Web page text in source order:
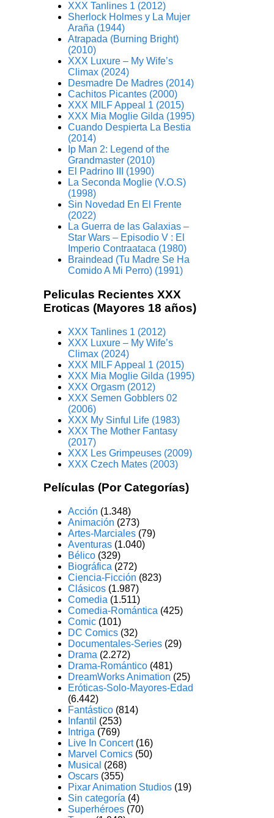
XXX Tanlines 1 (2012)
Sherlock Holmes y La Mujer
Araña (1944)
Atrapada (Burning Bright)
(2010)
XXX Luxure – My Wife’s
Climax (2024)
Desmadre De Madres (2014)
Cachitos Picantes (2000)
XXX MILF Appeal 1 (2015)
XXX Mia Moglie Gilda (1995)
Cuando Despierta La Bestia
(2014)
Ip Man 2: Legend of the
Grandmaster (2010)
El Padrino III (1990)
La Seconda Moglie (V.O.S)
(1998)
Sin Novedad En El Frente
(2022)
La Guerra de las Galaxias –
Star Wars – Episodio V : El
Imperio Contraataca (1980)
Braindead (Tu Madre Se Ha
Comido A Mi Perro) (1991)
Peliculas Recientes XXX
Eroticas (Mayores 18 años)
XXX Tanlines 1 (2012)
XXX Luxure – My Wife’s
Climax (2024)
XXX MILF Appeal 1 (2015)
XXX Mia Moglie Gilda (1995)
XXX Orgasm (2012)
XXX Semen Gobblers 02
(2006)
XXX My Sinful Life (1983)
XXX The Mother Fantasy
(2017)
XXX Les Grimpeuses (2009)
XXX Czech Mates (2003)
Películas (Por Categorías)
Acción (1.348)
Animación (273)
Artes-Marciales (79)
Aventuras (1.040)
Bélico (329)
Biográfica (272)
Ciencia-Ficción (823)
Clásicos (1.987)
Comedia (1.511)
Comedia-Romántica (425)
Comic (101)
DC Comics (32)
Documentales-Series (29)
Drama (2.272)
Drama-Romántico (481)
DreamWorks Animation (25)
Eróticas-Solo-Mayores-Edad
(6.442)
Fantástico (814)
Infantil (253)
Intriga (769)
Live In Concert(16)
Marvel Comics (50)
Musical (268)
Oscars (355)
Pixar Animation Studios (19)
Sin categoría (4)
Superhéroes (70)